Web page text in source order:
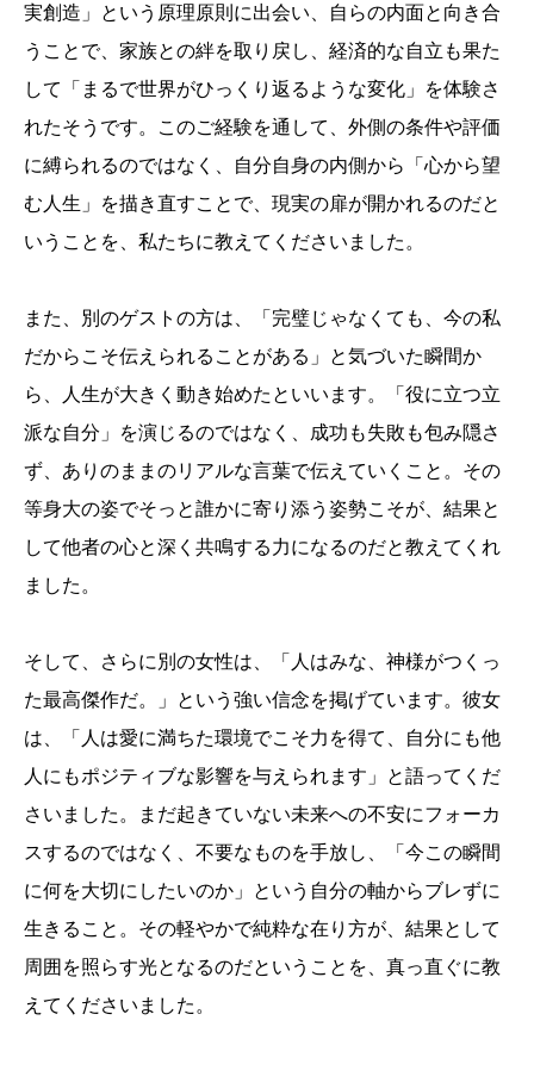
実創造」という原理原則に出会い、自らの内面と向き合
うことで、家族との絆を取り戻し、経済的な自立も果た
して「まるで世界がひっくり返るような変化」を体験さ
れたそうです。このご経験を通して、外側の条件や評価
に縛られるのではなく、自分自身の内側から「心から望
む人生」を描き直すことで、現実の扉が開かれるのだと
いうことを、私たちに教えてくださいました。
また、別のゲストの方は、「完璧じゃなくても、今の私
だからこそ伝えられることがある」と気づいた瞬間か
ら、人生が大きく動き始めたといいます。「役に立つ立
派な自分」を演じるのではなく、成功も失敗も包み隠さ
ず、ありのままのリアルな言葉で伝えていくこと。その
等身大の姿でそっと誰かに寄り添う姿勢こそが、結果と
して他者の心と深く共鳴する力になるのだと教えてくれ
ました。
そして、さらに別の女性は、「人はみな、神様がつくっ
た最高傑作だ。」という強い信念を掲げています。彼女
は、「人は愛に満ちた環境でこそ力を得て、自分にも他
人にもポジティブな影響を与えられます」と語ってくだ
さいました。まだ起きていない未来への不安にフォーカ
スするのではなく、不要なものを手放し、「今この瞬間
に何を大切にしたいのか」という自分の軸からブレずに
生きること。その軽やかで純粋な在り方が、結果として
周囲を照らす光となるのだということを、真っ直ぐに教
えてくださいました。